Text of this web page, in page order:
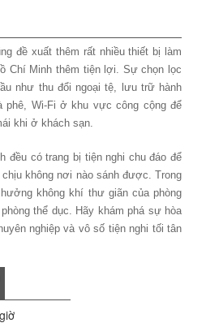
đề xuất thêm rất nhiều thiết bị làm
Chí Minh thêm tiện lợi. Sự chọn lọc
như thu đổi ngoại tệ, lưu trữ hành
phê, Wi-Fi ở khu vực công cộng để
khi ở khách sạn.
đều có trang bị tiện nghi chu đáo để
không nơi nào sánh được. Trong
không khí thư giãn của phòng
thể dục. Hãy khám phá sự hòa
nghiệp và vô số tiện nghi tối tân